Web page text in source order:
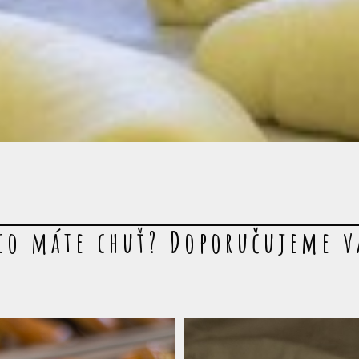
máte chuť? Doporučujeme